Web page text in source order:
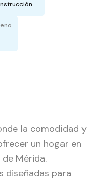
la comodidad y
un hogar en
Mérida.
diseñadas para